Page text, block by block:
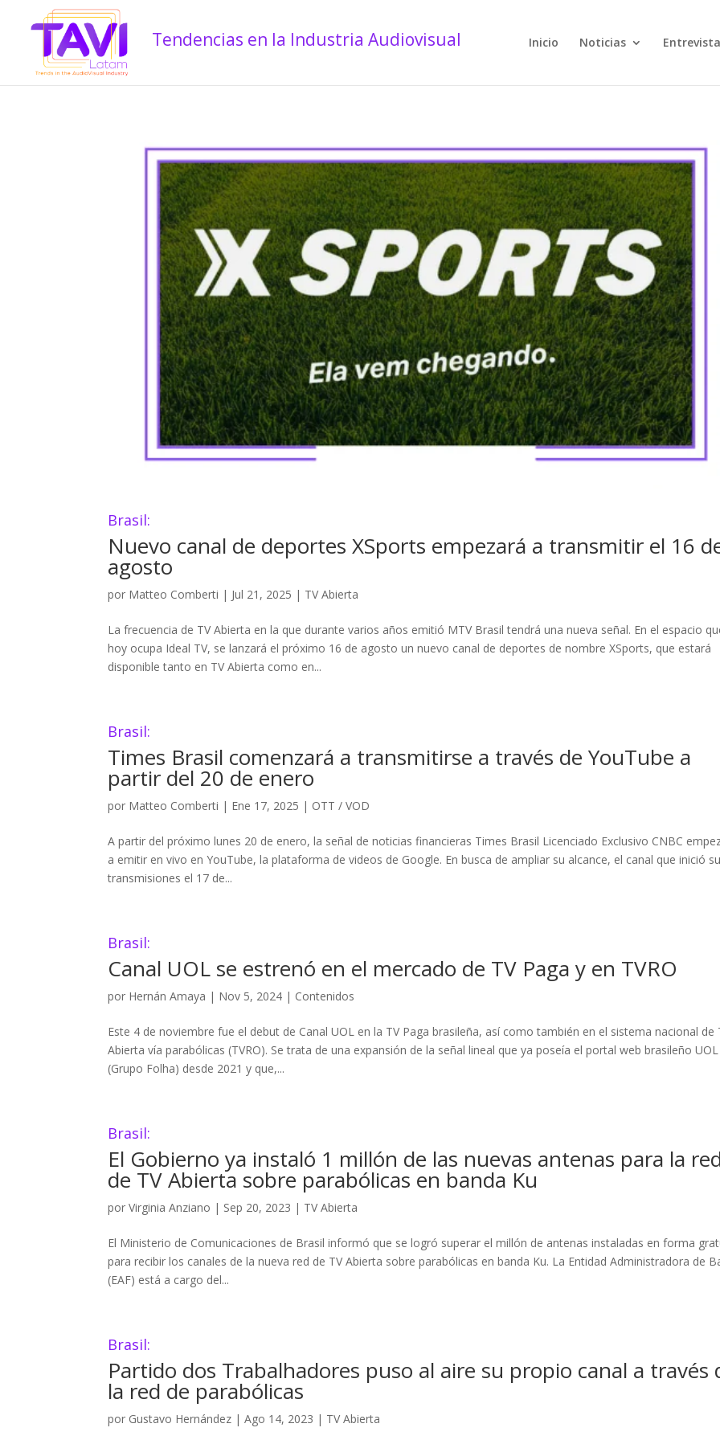
Inicio Noticias
Brasil:
Nuevo canal de deportes XSports empezará a transmitir el 16
agosto
por Matteo Comberti | Jul 21, 2025 | TV Abierta
La frecuencia de TV Abierta en la que durante varios años emitió MTV Brasil tendrá una nueva señal. En el espacio
hoy ocupa Ideal TV, se lanzará el próximo 16 de agosto un nuevo canal de deportes de nombre XSports, que estará
disponible tanto en TV Abierta como en...
Brasil:
Times Brasil comenzará a transmitirse a través de YouTube a
partir del 20 de enero
por Matteo Comberti | Ene 17, 2025 | OTT / VOD
A partir del próximo lunes 20 de enero, la señal de noticias financieras Times Brasil Licenciado Exclusivo CNBC
a emitir en vivo en YouTube, la plataforma de videos de Google. En busca de ampliar su alcance, el canal que inició
transmisiones el 17 de...
Brasil:
Canal UOL se estrenó en el mercado de TV Paga y en TVRO
por Hernán Amaya | Nov 5, 2024 | Contenidos
Este 4 de noviembre fue el debut de Canal UOL en la TV Paga brasileña, así como también en el sistema nacional de
Abierta vía parabólicas (TVRO). Se trata de una expansión de la señal lineal que ya poseía el portal web brasileño UOL
(Grupo Folha) desde 2021 y que,...
Brasil:
El Gobierno ya instaló 1 millón de las nuevas antenas para la
de TV Abierta sobre parabólicas en banda Ku
porVirginia Anziano | Sep 20, 2023 | TV Abierta
El Ministerio de Comunicaciones de Brasil informó que se logró superar el millón de antenas instaladas en forma
para recibir los canales de la nueva red de TV Abierta sobre parabólicas en banda Ku. La Entidad Administradora de
(EAF) está a cargo del...
Brasil:
Partido dos Trabalhadores puso al aire su propio canal a través
la red de parabólicas
por Gustavo Hernández |Ago 14, 2023 | TV Abierta